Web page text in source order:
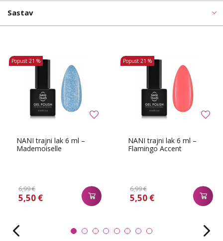
Sastav
NANI trajni lak 6 ml –
Mademoiselle
6,99 €
5,50 €
Popust 21 %
NANI trajni lak 6 ml –
Flamingo Accent
6,99 €
5,50 €
Popust 21 %